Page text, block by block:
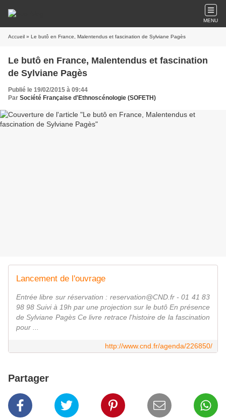
MENU
Accueil » Le butô en France, Malentendus et fascination de Sylviane Pagès
Le butô en France, Malentendus et fascination
de Sylviane Pagès
Publié le 19/02/2015 à 09:44
Par Société Française d'Ethnoscénologie (SOFETH)
Lancement de l'ouvrage
Entrée libre sur réservation : reservation@CND.fr - 01 41 83
98 98 Suivi à 19h par une projection sur le butô En présence
de Sylviane Pagès Ce livre retrace l'histoire de la fascination
pour ...
http://www.cnd.fr/agenda/226850/
Partager